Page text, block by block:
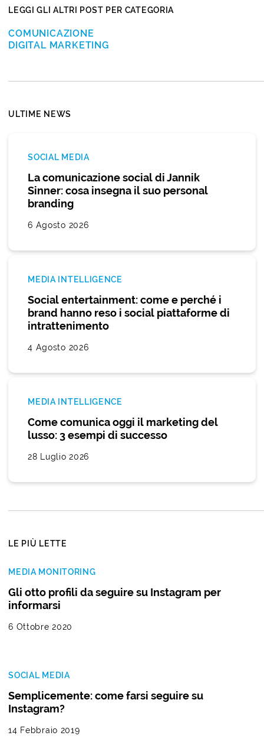
LEGGI GLI ALTRI POST PER CATEGORIA
COMUNICAZIONE
DIGITAL MARKETING
ULTIME NEWS
SOCIAL MEDIA
La comunicazione social di Jannik
Sinner: cosa insegna il suo personal
branding
6 Agosto 2026
MEDIA INTELLIGENCE
Social entertainment: come e perché i
brand hanno reso i social piattaforme di
intrattenimento
4 Agosto 2026
MEDIA INTELLIGENCE
Come comunica oggi il marketing del
lusso: 3 esempi di successo
28 Luglio 2026
LE PIÙ LETTE
MEDIA MONITORING
Gli otto profili da seguire su Instagram per
informarsi
6 Ottobre 2020
SOCIAL MEDIA
Semplicemente: come farsi seguire su
Instagram?
14 Febbraio 2019